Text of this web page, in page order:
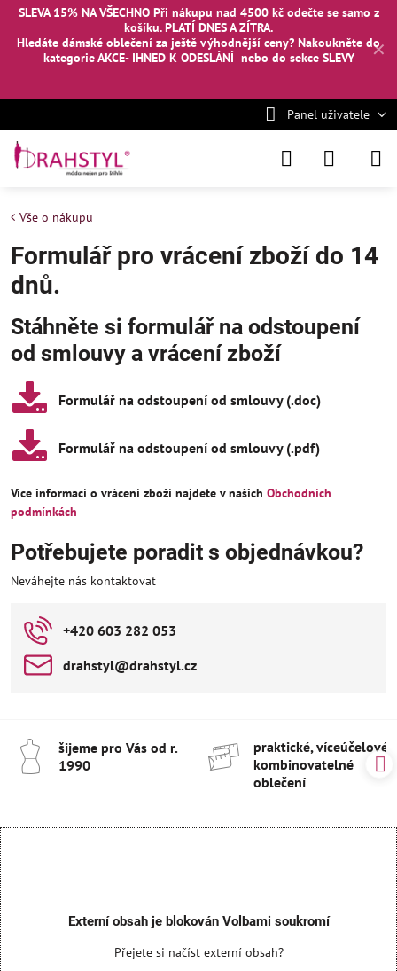
✕
SLEVA 15% NA VŠECHNO Při nákupu nad 4500 kč odečte se samo z
košíku. PLATÍ DNES A ZÍTRA.
Hledáte dámské oblečení za ještě výhodnější ceny? Nakoukněte do
kategorie AKCE- IHNED K ODESLÁNÍ nebo do sekce SLEVY
Panel uživatele
Vše o nákupu
Formulář pro vrácení zboží do 14
dnů.
Stáhněte si formulář na odstoupení
od smlouvy a vrácení zboží
Formulář na odstoupení od smlouvy (​.doc)
Formulář na odstoupení od smlouvy (​.pdf)
Více informací o vrácení zboží najdete v našich Obchodních
podmínkách
Potřebujete poradit s objednávkou?
Neváhejte nás kontaktovat
+420 603 282 053
drahstyl​@drahstyl​.cz
šijeme pro Vás od r​.
1990
praktické, víceúčelové
kombinovatelné
oblečení
Externí obsah je blokován Volbami soukromí
Přejete si načíst externí obsah?